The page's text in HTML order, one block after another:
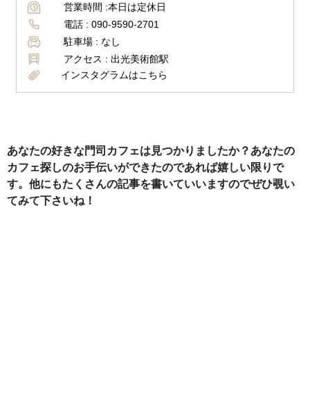
営業時間 :本日は定休日
電話 : 090-9590-2701
駐車場 : なし
アクセス : 出光美術館駅
インスタグラムはこちら
あなたの好きな門司カフェは見つかりましたか？あなたの
カフェ探しのお手伝いができたのであれば嬉しい限りで
す。他にもたくさんの記事を書いていいますのでぜひ覗い
てみて下さいね！